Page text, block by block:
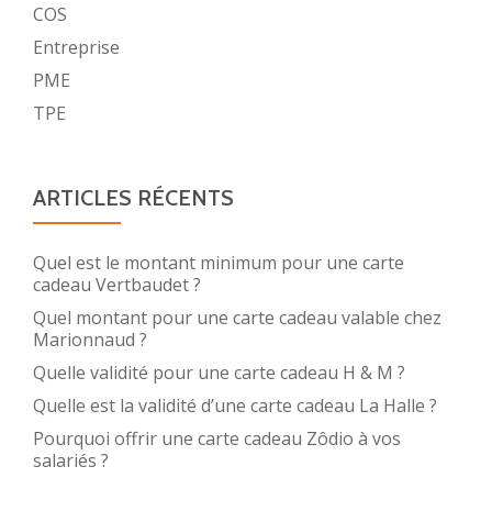
COS
Entreprise
PME
TPE
ARTICLES RÉCENTS
Quel est le montant minimum pour une carte
cadeau Vertbaudet ?
Quel montant pour une carte cadeau valable chez
Marionnaud ?
Quelle validité pour une carte cadeau H & M ?
Quelle est la validité d’une carte cadeau La Halle ?
Pourquoi offrir une carte cadeau Zôdio à vos
salariés ?